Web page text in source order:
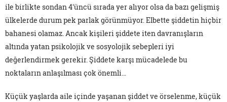
ile birlikte sondan 4'üncü sırada yer alıyor olsa da bazı gelişmiş
ülkelerde durum pek parlak görünmüyor. Elbette şiddetin hiçbir
bahanesi olamaz. Ancak kişileri şiddete iten davranışların
altında yatan psikolojik ve sosyolojik sebepleri iyi
değerlendirmek gerekir. Şiddete karşı mücadelede bu
noktaların anlaşılması çok önemli…
Küçük yaşlarda aile içinde yaşanan şiddet ve örselenme, küçük